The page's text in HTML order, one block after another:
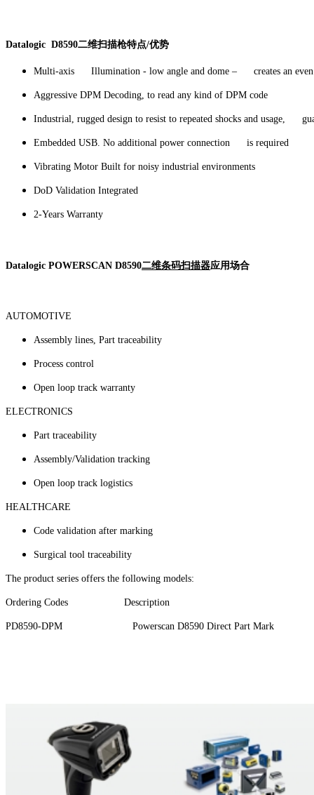
Datalogic D8590二维扫描枪特点/优势
Multi-axis Illumination - low angle and dome – creates an
Aggressive DPM Decoding, to read any kind of DPM code
Industrial, rugged design to resist to repeated shocks and usage,
Embedded USB. No additional power connection is required
Vibrating Motor Built for noisy industrial environments
DoD Validation Integrated
2-Years Warranty
Datalogic POWERSCAN D8590二维条码扫描器应用场合
AUTOMOTIVE
Assembly lines, Part traceability
Process control
Open loop track warranty
ELECTRONICS
Part traceability
Assembly/Validation tracking
Open loop track logistics
HEALTHCARE
Code validation after marking
Surgical tool traceability
The product series offers the following models:
Ordering Codes Description
PD8590-DPM Powerscan D8590 Direct Part Mark